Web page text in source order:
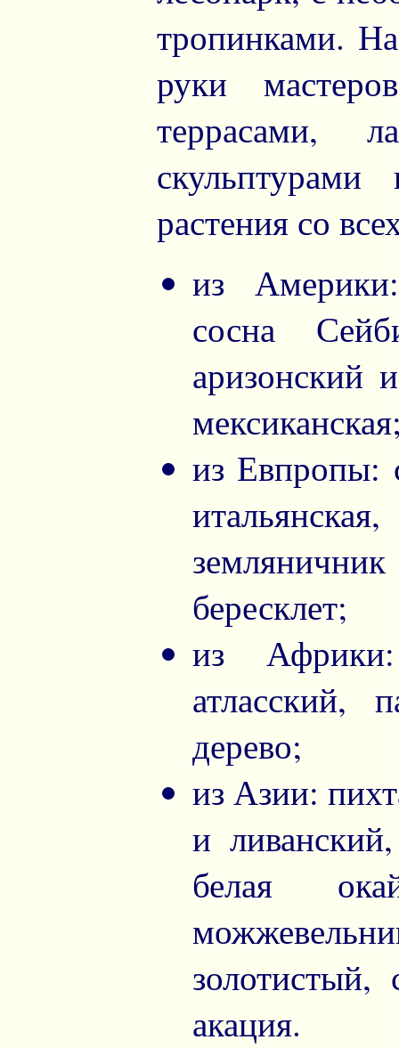
тропинками.
руки
террасами,
растения со
из Америки:
сосна
аризонский
из Евпропы:
бересклет;
из
атласский,
дерево;
из Азии:
и
белая
золотистый,
акация.